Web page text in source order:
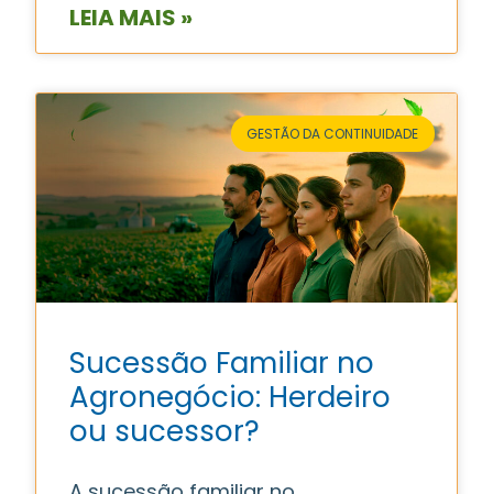
LEIA MAIS »
GESTÃO DA CONTINUIDADE
Sucessão Familiar no
Agronegócio: Herdeiro
ou sucessor?